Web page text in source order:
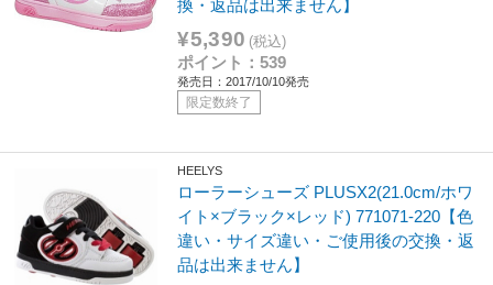
換・返品は出来ません】
¥5,390 (税込)
ポイント：539
発売日：2017/10/10発売
限定数終了
HEELYS
ローラーシューズ PLUSX2(21.0cm/ホワ
イト×ブラック×レッド) 771071-220【色
違い・サイズ違い・ご使用後の交換・返
品は出来ません】